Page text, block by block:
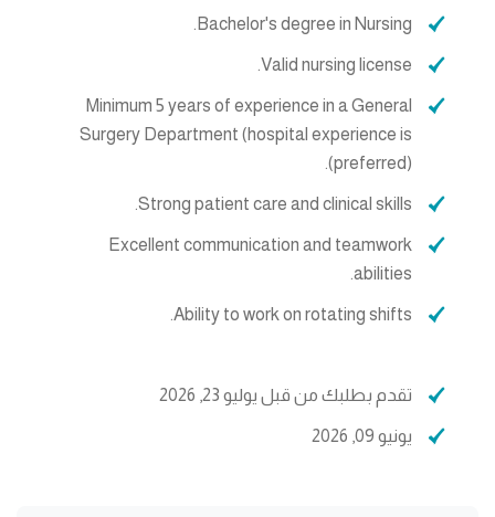
Bachelor's degree in Nursing.
Valid nursing license.
Minimum 5 years of experience in a General
Surgery Department (hospital experience is
preferred)).
Strong patient care and clinical skills.
Excellent communication and teamwork
abilities.
Ability to work on rotating shifts.
تقدم بطلبك من قبل يوليو 23, 2026
يونيو 09, 2026